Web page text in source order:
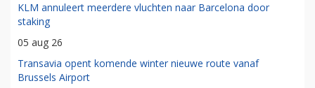
KLM annuleert meerdere vluchten naar Barcelona door
staking
05 aug 26
Transavia opent komende winter nieuwe route vanaf
Brussels Airport